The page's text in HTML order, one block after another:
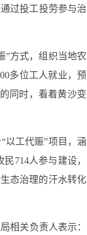
过投工投劳参与治
”方式，组织当地农
多位工人就业，预
同时，看着黄沙变
以工代赈”项目，涵
714人参与建设，
态治理的汗水转化
相关负责人表示：